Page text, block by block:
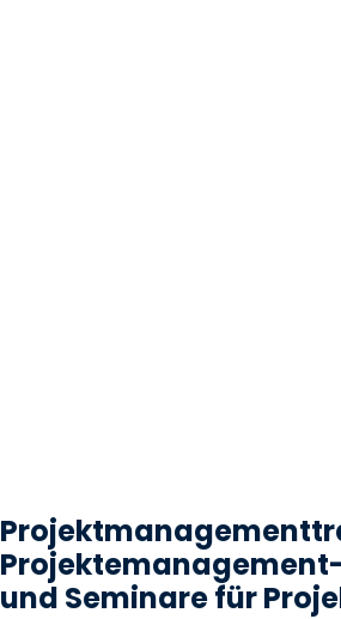
und Seminare für